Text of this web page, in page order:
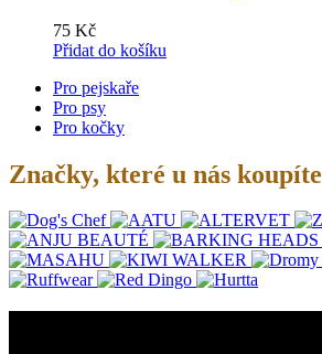
75 Kč
Přidat do košíku
Pro pejskaře
Pro psy
Pro kočky
Značky, které u nás koupíte